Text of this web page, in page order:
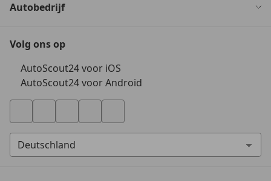
Autobedrijf
Volg ons op
AutoScout24 voor iOS
AutoScout24 voor Android